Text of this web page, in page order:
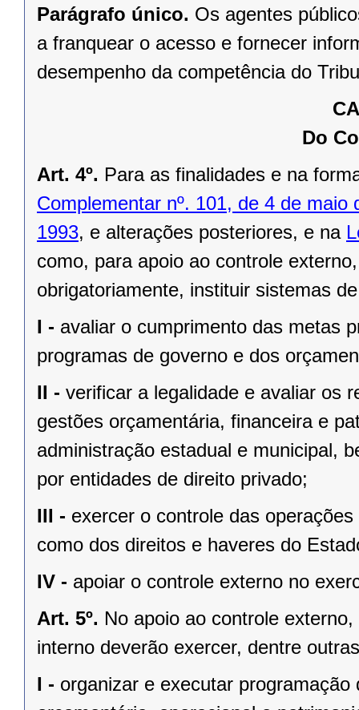
Parágrafo único. Os agentes
a franquear o acesso e fornecer
desempenho da competência do
Do
Art. 4º. Para as finalidades e na
Complementar nº. 101, de 4 de maio
1993, e alterações posteriores, e na
como, para apoio ao controle
obrigatoriamente, instituir sistemas
I - avaliar o cumprimento das metas
programas de governo e dos
II - verificar a legalidade e avaliar os
gestões orçamentária, financeira e
administração estadual e municipal,
por entidades de direito privado;
III - exercer o controle das
como dos direitos e haveres do
IV - apoiar o controle externo no
Art. 5º. No apoio ao controle
interno deverão exercer, dentre
I - organizar e executar